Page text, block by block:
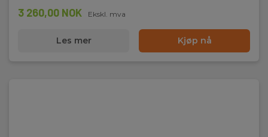
3 260,00 NOK Ekskl. mva
Les mer Kjøp nå